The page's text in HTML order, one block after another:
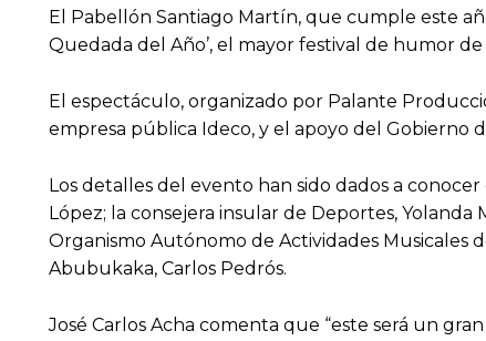
El Pabellón Santiago Martín, que cumple este
Quedada del Año’, el mayor festival de humor
El espectáculo, organizado por Palante
empresa pública Ideco, y el apoyo del Gobierno
Los detalles del evento han sido dados a
López; la consejera insular de Deportes,
Organismo Autónomo de Actividades
Abubukaka, Carlos Pedrós.
José Carlos Acha comenta que “este será un